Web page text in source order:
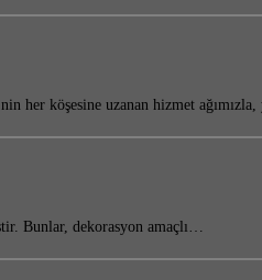
her köşesine uzanan hizmet ağımızla,
Bunlar, dekorasyon amaçlı…